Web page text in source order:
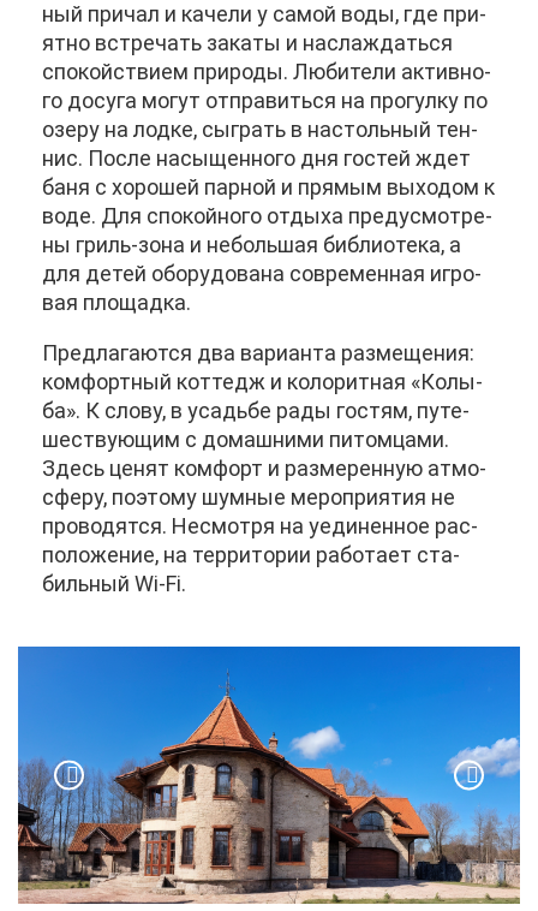
ный при­чал и ка­че­ли у са­мой во­ды, где при­
ят­но встре­чать за­ка­ты и на­сла­ждать­ся
спо­кой­стви­ем при­ро­ды. Лю­би­те­ли ак­тив­но­
го до­су­га мо­гут от­пра­вить­ся на про­гул­ку по
озе­ру на лод­ке, сыг­рать в на­столь­ный тен­
нис. По­сле на­сы­щен­но­го дня го­стей ждет
ба­ня с хо­ро­шей пар­ной и пря­мым вы­хо­дом к
во­де. Для спо­кой­но­го от­ды­ха преду­смот­ре­
ны гриль-зо­на и неболь­шая биб­лио­те­ка, а
для де­тей обо­ру­до­ва­на со­вре­мен­ная иг­ро­
вая пло­щад­ка.
Пред­ла­га­ют­ся два ва­ри­ан­та раз­ме­ще­ния:
ком­форт­ный кот­тедж и ко­ло­рит­ная «Ко­лы­
ба». К сло­ву, в усадь­бе ра­ды го­стям, пу­те­
ше­ству­ю­щим с до­маш­ни­ми пи­том­ца­ми.
Здесь це­нят ком­форт и раз­ме­рен­ную ат­мо­
сфе­ру, по­это­му шум­ные ме­ро­при­я­тия не
про­во­дят­ся. Несмот­ря на уеди­нен­ное рас­
по­ло­же­ние, на тер­ри­то­рии ра­бо­та­ет ста­
биль­ный Wi-Fi.